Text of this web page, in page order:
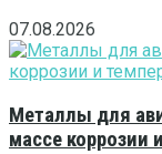
07.08.2026
Металлы для
массе коррозии